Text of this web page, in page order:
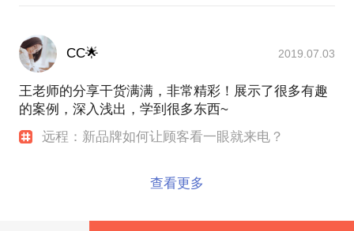
CC🌟 2019.07.03
王老师的分享干货满满，非常精彩！展示了很多有趣
的案例，深入浅出，学到很多东西~
远程：新品牌如何让顾客看一眼就来电？
查看更多